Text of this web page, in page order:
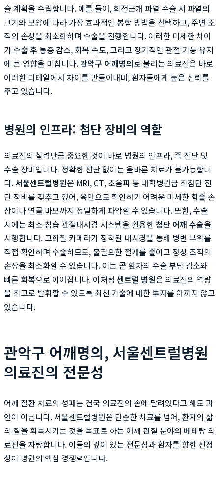
술 계획을 수립합니다. 예를 들어, 회전근개 파열 수술 시 파열의
크기와 모양에 따라 가장 효과적인 봉합 방법을 선택하고, 주변 조
직의 손상을 최소화하며 수술을 진행합니다. 이러한 미세한 차이
가 수술 후 통증 감소, 회복 속도, 그리고 장기적인 관절 기능 유지
에 큰 영향을 미칩니다.관악구 어깨명의로 불리는 의료진은 바로
이러한 디테일에서 차이를 만들어내며, 환자들에게 높은 신뢰를
주고 있습니다.
병원의 인프라: 첨단 장비의 역할
의료진의 실력만큼 중요한 것이 바로 병원의 인프라, 즉 진단 및
수술 장비입니다. 정확한 진단 없이는 올바른 치료가 불가능합니
다. 서울센트럴병원은 MRI, CT, 초음파 등 대학병원급 최첨단 진
단 장비를 갖추고 있어, 육안으로 확인하기 어려운 미세한 힘줄 손
상이나 연골 마모까지 정밀하게 파악할 수 있습니다. 또한, 수술
시에는 최소 침습 관절내시경 시스템을 활용한첨단 어깨 수술을
시행합니다. 고화질 카메라가 장착된 내시경을 통해 병변 부위를
직접 확인하며 수술하므로, 불필요한 절개를 줄이고 정상 조직의
손상을 최소화할 수 있습니다. 이는 곧 환자의 수술 부담 감소와
빠른 회복으로 이어집니다. 이처럼 센트럴 병원은 의료진의 역량
을 최고로 발휘할 수 있도록 최신 기술에 대한 투자를 아끼지 않고
있습니다.
관악구 어깨명의, 서울센트럴병원
의료진의 전문성
어깨 질환 치료의 성패는 결국 의료진의 손에 달려있다고 해도 과
언이 아닙니다. 서울센트럴병원은 단순한 치료를 넘어, 환자의 삶
의 질을 회복시키는 것을 목표로 하는 어깨 관절 분야의 베테랑 의
료진을 자랑합니다. 이들의 깊이 있는 전문성과 환자를 향한 진정
성이 병원의 핵심 경쟁력입니다.